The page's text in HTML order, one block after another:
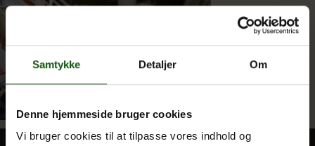
Samtykke Detaljer Om
Denne hjemmeside bruger cookies
Vi bruger cookies til at tilpasse vores indhold og
Forside
Brobygning
Bliv elev